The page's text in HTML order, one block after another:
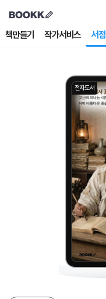
책만들기
작가서비스 서점
전자도서